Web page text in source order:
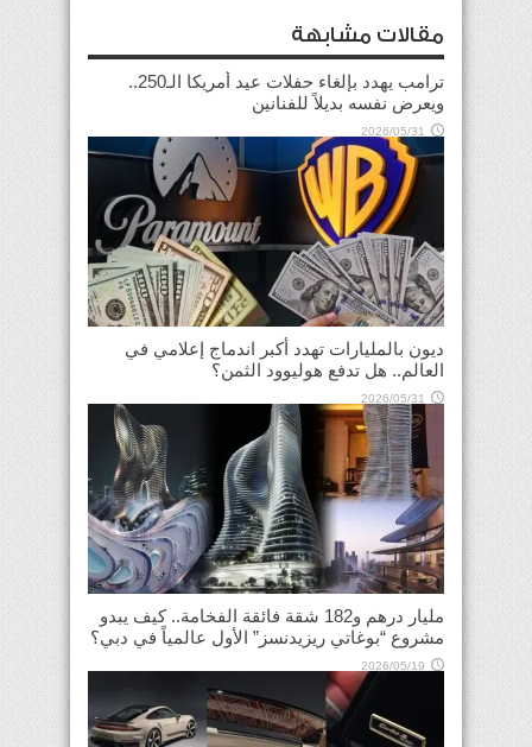
مقالات مشابهة
ترامب يهدد بإلغاء حفلات عيد أمريكا الـ250..
ويعرض نفسه بديلاً للفنانين
2026/05/31
ديون بالمليارات تهدد أكبر اندماج إعلامي في
العالم.. هل تدفع هوليوود الثمن؟
2026/05/31
مليار درهم و182 شقة فائقة الفخامة.. كيف يبدو
مشروع “بوغاتي ريزيدنسز” الأول عالمياً في دبي؟
2026/05/19